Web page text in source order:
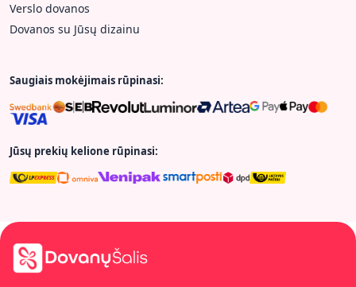
Verslo dovanos
Dovanos su Jūsų dizainu
Saugiais mokėjimais rūpinasi:
Jūsų prekių kelione rūpinasi: